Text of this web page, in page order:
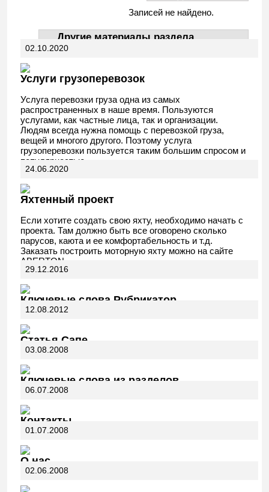
Записей не найдено.
Другие материалы раздела
АвтоДела
02.10.2020
Услуги грузоперевозок
Услуга перевозки груза одна из самых
распространенных в наше время. Пользуются
услугами, как частные лица, так и организации.
Людям всегда нужна помощь с перевозкой груза,
вещей и многого другого. Поэтому услуга
грузоперевозки пользуется таким большим спросом и
популярностью.
24.06.2020
Яхтенный проект
Если хотите создать свою яхту, необходимо начать с
проекта. Там должно быть все оговорено сколько
парусов, каюта и ее комфортабельность и т.д.
Заказать построить моторную яхту можно на сайте
ABERTON.
29.12.2016
Ключевые слова Рубрикатор
12.08.2012
Статья Сапе
03.08.2008
Ключевые слова из разделов
06.07.2008
Контакты
01.07.2008
О нас
02.06.2008